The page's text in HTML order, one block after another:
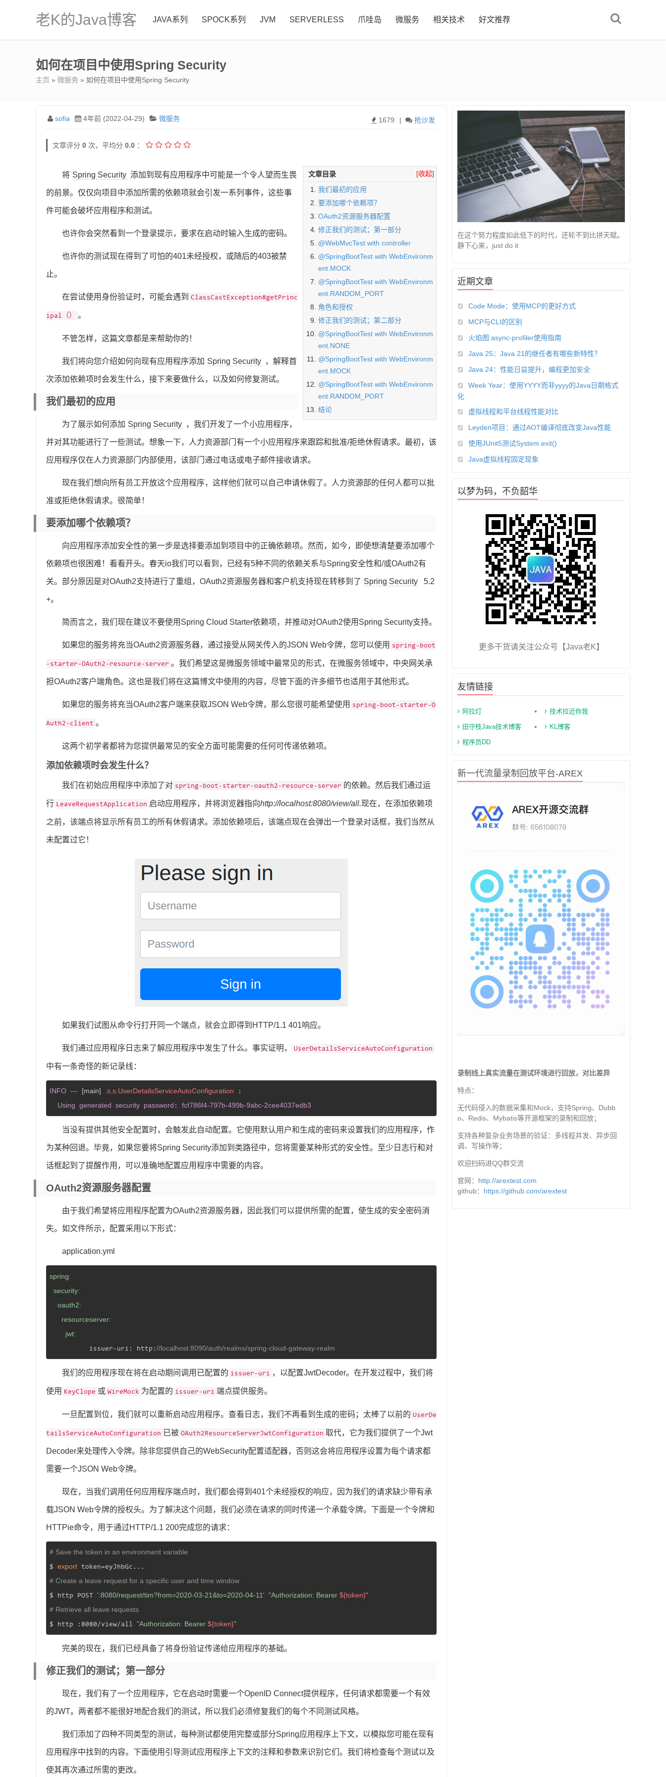
老K的Java博客 JAVA系列 SPOCK系列 JVM SERVERLESS 爪哇岛 微服务 相关技术 好文推荐
如何在项目中使用Spring Security
主页 » 微服务 » 如何在项目中使用Spring Security
sofia 4年前 (2022-04-29) 微服务 | 抢沙发
1679
文章评分 0 次，平均分 0.0 ：
[收起]
文章目录
我们最初的应用
要添加哪个依赖项？
OAuth2资源服务器配置
修正我们的测试；第一部分
@WebMvcTest with controller
@SpringBootTest with WebEnvironm
ent.MOCK
@SpringBootTest with WebEnvironm
ent.RANDOM_PORT
角色和授权
修正我们的测试；第二部分
@SpringBootTest with WebEnvironm
ent.NONE
@SpringBootTest with WebEnvironm
ent.MOCK
@SpringBootTest with WebEnvironm
ent.RANDOM_PORT
结论
将 Spring Security 添加到现有应用程序中可能是一个令人望而生畏
的前景。仅仅向项目中添加所需的依赖项就会引发一系列事件，这些事
件可能会破坏应用程序和测试。
也许你会突然看到一个登录提示，要求在启动时输入生成的密码。
也许你的测试现在得到了可怕的401未经授权，或随后的403被禁
止。
在尝试使用身份验证时，可能会遇到 ClassCastException#getPrinc
ipal（） 。
不管怎样，这篇文章都是来帮助你的！
我们将向您介绍如何向现有应用程序添加 Spring Security ，解释首
次添加依赖项时会发生什么，接下来要做什么，以及如何修复测试。
我们最初的应用
为了展示如何添加 Spring Security ，我们开发了一个小应用程序，
并对其功能进行了一些测试。想象一下，人力资源部门有一个小应用程序来跟踪和批准/拒绝休假请求。最初，该
应用程序仅在人力资源部门内部使用，该部门通过电话或电子邮件接收请求。
现在我们想向所有员工开放这个应用程序，这样他们就可以自己申请休假了。人力资源部的任何人都可以批
准或拒绝休假请求。很简单！
要添加哪个依赖项？
向应用程序添加安全性的第一步是选择要添加到项目中的正确依赖项。然而，如今，即使想清楚要添加哪个
依赖项也很困难！看看开头。春天io我们可以看到，已经有5种不同的依赖关系与Spring安全性和/或OAuth2有
关。部分原因是对OAuth2支持进行了重组，OAuth2资源服务器和客户机支持现在转移到了 Spring Security 5.2
+。
简而言之，我们现在建议不要使用Spring Cloud Starter依赖项，并推动对OAuth2使用Spring Security支持。
如果您的服务将充当OAuth2资源服务器，通过接受从网关传入的JSON Web令牌，您可以使用 spring-boot
-starter-OAuth2-resource-server 。我们希望这是微服务领域中最常见的形式，在微服务领域中，中央网关承
担OAuth2客户端角色。这也是我们将在这篇博文中使用的内容，尽管下面的许多细节也适用于其他形式。
如果您的服务将充当OAuth2客户端来获取JSON Web令牌，那么您很可能希望使用 spring-boot-starter-O
Auth2-client 。
这两个初学者都将为您提供最常见的安全方面可能需要的任何可传递依赖项。
添加依赖项时会发生什么？
我们在初始应用程序中添加了对 spring-boot-starter-oauth2-resource-server 的依赖。然后我们通过运
行 LeaveRequestApplication 启动应用程序，并将浏览器指向http://localhost:8080/view/all.现在，在添加依赖项
之前，该端点将显示所有员工的所有休假请求。添加依赖项后，该端点现在会弹出一个登录对话框，我们当然从
未配置过它！
如果我们试图从命令行打开同一个端点，就会立即得到HTTP/1.1 401响应。
我们通过应用程序日志来了解应用程序中发生了什么。事实证明， UserDetailsServiceAutoConfiguration
中有一条奇怪的新记录线：
INFO --- [main] .s .s .UserDetailsServiceAutoConfiguration :
Using generated security password : fcf786f4-797b-499b-9abc-2cee4037edb3
当没有提供其他安全配置时，会触发此自动配置。它使用默认用户和生成的密码来设置我们的应用程序，作
为某种回退。毕竟，如果您要将Spring Security添加到类路径中，您将需要某种形式的安全性。至少日志行和对
话框起到了提醒作用，可以准确地配置应用程序中需要的内容。
OAuth2资源服务器配置
由于我们希望将应用程序配置为OAuth2资源服务器，因此我们可以提供所需的配置，使生成的安全密码消
失。如文件所示，配置采用以下形式：
application.yml
spring:
  security:
    oauth2:
      resourceserver:
        jwt:
          issuer-uri: http:
//localhost:8090/auth/realms/spring-cloud-gateway-realm
我们的应用程序现在将在启动期间调用已配置的 issuer-uri ，以配置JwtDecoder。在开发过程中，我们将
使用 KeyClope 或 WireMock 为配置的 issuer-uri 端点提供服务。
一旦配置到位，我们就可以重新启动应用程序。查看日志，我们不再看到生成的密码；太棒了以前的 UserDe
tailsServiceAutoConfiguration 已被 OAuth2ResourceServerJwtConfiguration 取代，它为我们提供了一个Jwt
Decoder来处理传入令牌。除非您提供自己的WebSecurity配置适配器，否则这会将应用程序设置为每个请求都
需要一个JSON Web令牌。
现在，当我们调用任何应用程序端点时，我们都会得到401个未经授权的响应，因为我们的请求缺少带有承
载JSON Web令牌的授权头。为了解决这个问题，我们必须在请求的同时传递一个承载令牌。下面是一个令牌和
HTTPie命令，用于通过HTTP/1.1 200完成您的请求：
# Save the token in an environment variable
$ export
# Create a leave request for a specific user and time window
$ http POST ':8080/request/tim?from=2020-03-21&to=2020-04-11' "Authorization: Bearer ${token}"
# Retrieve all leave requests
$ http :8080/view/all "Authorization: Bearer ${token}"
完美的现在，我们已经具备了将身份验证传递给应用程序的基础。
修正我们的测试；第一部分
现在，我们有了一个应用程序，它在启动时需要一个OpenID Connect提供程序，任何请求都需要一个有效
的JWT。两者都不能很好地配合我们的测试，所以我们必须修复我们的每个不同测试风格。
我们添加了四种不同类型的测试，每种测试都使用完整或部分Spring应用程序上下文，以模拟您可能在现有
应用程序中找到的内容。下面使用引导测试应用程序上下文的注释和参数来识别它们。我们将检查每个测试以及
使其再次通过所需的更改。
在这个努力程度如此低下的时代，还轮不到比拼天赋。
静下心来，just do it
近期文章
Code Mode：使用MCP的更好方式
MCP与CLI的区别
火焰图:async-profiler使用指南
Java 25：Java 21的继任者有哪些新特性？
Java 24：性能日益提升，编程更加安全
Week Year：使用YYYY而非yyyy的Java日期格式
化
虚拟线程和平台线程性能对比
Leyden项目：通过AOT编译彻底改变Java性能
使用JUnit5测试System.exit()
Java虚拟线程固定现象
以梦为码，不负韶华
更多干货请关注公众号【Java老K】
友情链接
阿拉灯 技术拉近你我
田守枝Java技术博客 KL博客
程序员DD
新一代流量录制回放平台-AREX
录制线上真实流量在测试环境进行回放，对比差异
特点：
无代码侵入的数据采集和Mock，支持Spring、Dubb
o、Redis、Mybatis等开源框架的录制和回放；
支持各种复杂业务场景的验证：多线程并发、异步回
调、写操作等；
欢迎扫码进QQ群交流
官网： http://arextest.com
github： https://github.com/arextest